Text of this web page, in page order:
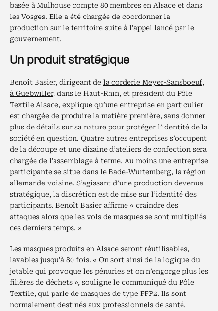
basée à Mulhouse compte 80 membres en Alsace et dans
les Vosges. Elle a été chargée de coordonner la
production sur le territoire suite à l’appel lancé par le
gouvernement.
Un produit stratégique
Benoît Basier, dirigeant de la corderie Meyer-Sansboeuf,
à Guebwiller, dans le Haut-Rhin, et président du Pôle
Textile Alsace, explique qu’une entreprise en particulier
est chargée de produire la matière première, sans donner
plus de détails sur sa nature pour protéger l’identité de la
société en question. Quatre autres entreprises s’occupent
de la découpe et une dizaine d’ateliers de confection sera
chargée de l’assemblage à terme. Au moins une entreprise
participante se situe dans le Bade-Wurtemberg, la région
allemande voisine. S’agissant d’une production devenue
stratégique, la discrétion est de mise sur l’identité des
participants. Benoît Basier affirme « craindre des
attaques alors que les vols de masques se sont multipliés
ces derniers temps. »
Les masques produits en Alsace seront réutilisables,
lavables jusqu’à 80 fois. « On sort ainsi de la logique du
jetable qui provoque les pénuries et on n’engorge plus les
filières de déchets », souligne le communiqué du Pôle
Textile, qui parle de masques de type FFP2. Ils sont
normalement destinés aux professionnels de santé.